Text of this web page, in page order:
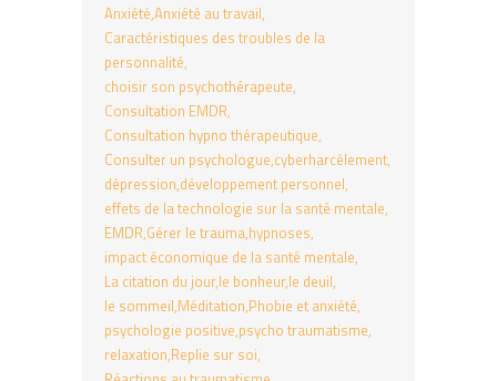
Anxiété Anxiété au travail
Caractéristiques des troubles de la
personnalité
choisir son psychothérapeute
Consultation EMDR
Consultation hypno thérapeutique
Consulter un psychologue cyberharcèlement
dépression développement personnel
effets de la technologie sur la santé mentale
EMDR Gérer le trauma hypnoses
impact économique de la santé mentale
La citation du jour le bonheur le deuil
le sommeil Méditation Phobie et anxiété
psychologie positive psycho traumatisme
relaxation Replie sur soi